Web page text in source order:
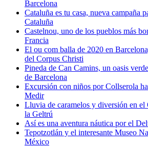
Barcelona
Cataluña es tu casa, nueva campaña
Cataluña
Castelnou, uno de los pueblos más
Francia
El ou com balla de 2020 en
del Corpus Christi
Pineda de Can Camins, un oasis
de Barcelona
Excursión con niños por Collserola
Medir
Lluvia de caramelos y diversión en
la Geltrú
Así es una aventura náutica por el
Tepotzotlán y el interesante Museo
México